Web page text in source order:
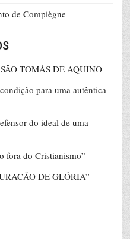
de Compiègne
TOMÁS DE AQUINO
para uma autêntica
do ideal de uma
fora do Cristianismo”
DE GLÓRIA”